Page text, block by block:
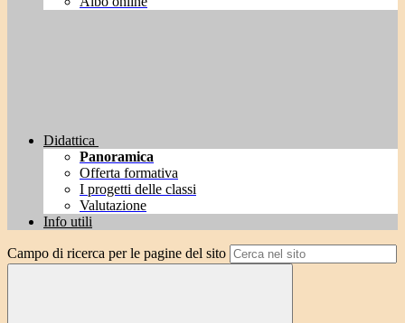
Didattica
Panoramica
Offerta formativa
I progetti delle classi
Valutazione
Info utili
Campo di ricerca per le pagine del sito